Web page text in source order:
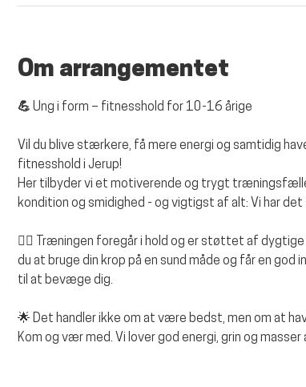
Om arrangementet
💪 Ung i form – fitnesshold for 10-16 årige
Vil du blive stærkere, få mere energi og samtidig
fitnesshold i Jerup!
Her tilbyder vi et motiverende og trygt
kondition og smidighed - og vigtigst af alt: Vi har
🏋️‍♂️ Træningen foregår i hold og er støttet af
du at bruge din krop på en sund måde og får en
til at bevæge dig.
🌟 Det handler ikke om at være bedst, men om at
Kom og vær med. Vi lover god energi, grin og masser